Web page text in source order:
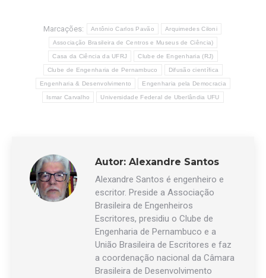
Marcações: Antônio Carlos Pavão Arquimedes Ciloni
Associação Brasileira de Centros e Museus de Ciência)
Casa da Ciência da UFRJ Clube de Engenharia (RJ)
Clube de Engenharia de Pernambuco Difusão científica
Engenharia & Desenvolvimento Engenharia pela Democracia
Ismar Carvalho Universidade Federal de Uberlândia UFU
Autor: Alexandre Santos
Alexandre Santos é engenheiro e
escritor. Preside a Associação
Brasileira de Engenheiros
Escritores, presidiu o Clube de
Engenharia de Pernambuco e a
União Brasileira de Escritores e faz
a coordenação nacional da Câmara
Brasileira de Desenvolvimento